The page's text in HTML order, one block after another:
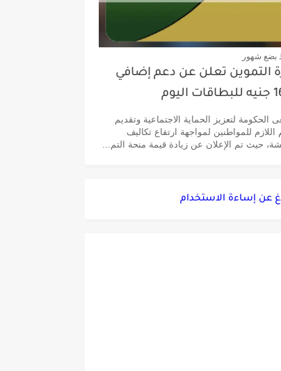
بضع شهور
التموين تعلن عن دعم إضافي
الحكومة لتعزيز الحماية الاجتماعية وتقديم
اللازم للمواطنين لمواجهة ارتفاع تكاليف
حيث تم الإعلان عن زيادة قيمة منحة التم...
عن إساءة الاستخدام